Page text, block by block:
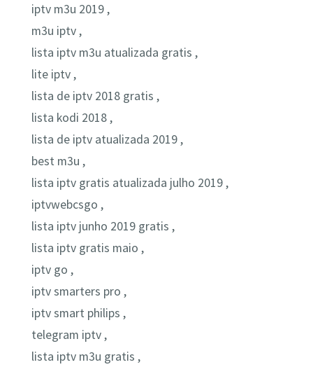
iptv m3u 2019 ,
m3u iptv ,
lista iptv m3u atualizada gratis ,
lite iptv ,
lista de iptv 2018 gratis ,
lista kodi 2018 ,
lista de iptv atualizada 2019 ,
best m3u ,
lista iptv gratis atualizada julho 2019 ,
iptvwebcsgo ,
lista iptv junho 2019 gratis ,
lista iptv gratis maio ,
iptv go ,
iptv smarters pro ,
iptv smart philips ,
telegram iptv ,
lista iptv m3u gratis ,